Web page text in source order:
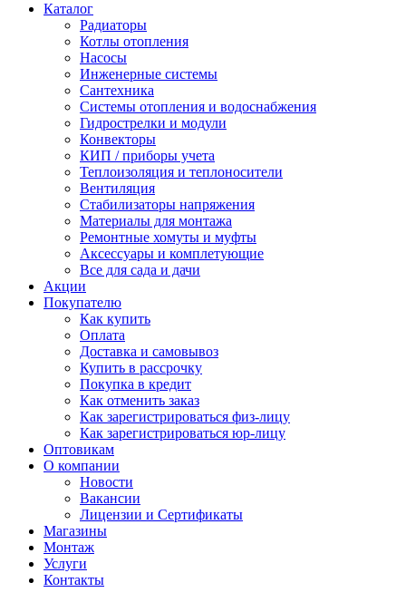
Каталог
Радиаторы
Котлы отопления
Насосы
Инженерные системы
Сантехника
Системы отопления и водоснабжения
Гидрострелки и модули
Конвекторы
КИП / приборы учета
Теплоизоляция и теплоносители
Вентиляция
Стабилизаторы напряжения
Материалы для монтажа
Ремонтные хомуты и муфты
Аксессуары и комплетующие
Все для сада и дачи
Акции
Покупателю
Как купить
Оплата
Доставка и самовывоз
Купить в рассрочку
Покупка в кредит
Как отменить заказ
Как зарегистрироваться физ-лицу
Как зарегистрироваться юр-лицу
Оптовикам
О компании
Новости
Вакансии
Лицензии и Сертификаты
Магазины
Монтаж
Услуги
Контакты